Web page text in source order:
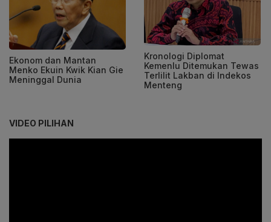
Ekonom dan Mantan
Menko Ekuin Kwik Kian Gie
Meninggal Dunia
Kronologi Diplomat
Kemenlu Ditemukan Tewas
Terlilit Lakban di Indekos
Menteng
VIDEO PILIHAN